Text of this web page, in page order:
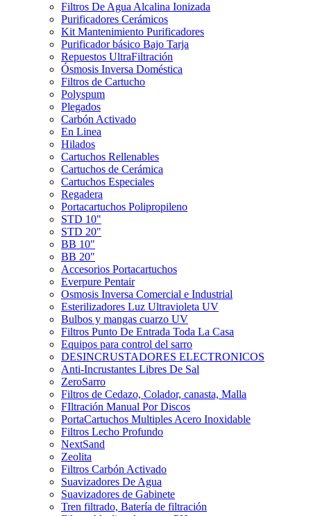
Filtros De Agua Alcalina Ionizada
Purificadores Cerámicos
Kit Mantenimiento Purificadores
Purificador básico Bajo Tarja
Repuestos UltraFiltración
Ósmosis Inversa Doméstica
Filtros de Cartucho
Polyspum
Plegados
Carbón Activado
En Linea
Hilados
Cartuchos Rellenables
Cartuchos de Cerámica
Cartuchos Especiales
Regadera
Portacartuchos Polipropileno
STD 10"
STD 20"
BB 10"
BB 20"
Accesorios Portacartuchos
Everpure Pentair
Osmosis Inversa Comercial e Industrial
Esterilizadores Luz Ultravioleta UV
Bulbos y mangas cuarzo UV
Filtros Punto De Entrada Toda La Casa
Equipos para control del sarro
DESINCRUSTADORES ELECTRONICOS
Anti-Incrustantes Libres De Sal
ZeroSarro
Filtros de Cedazo, Colador, canasta, Malla
FIltración Manual Por Discos
PortaCartuchos Multiples Acero Inoxidable
Filtros Lecho Profundo
NextSand
Zeolita
Filtros Carbón Activado
Suavizadores De Agua
Suavizadores de Gabinete
Tren filtrado, Batería de filtración